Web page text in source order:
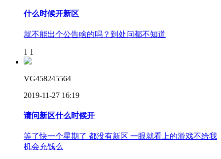
什么时候开新区
就不能出个公告啥的吗？到处问都不知道
1 1
VG458245564
2019-11-27 16:19
请问新区什么时候开
等了快一个星期了 都没有新区 一眼就看上的游戏不给我
机会充钱么